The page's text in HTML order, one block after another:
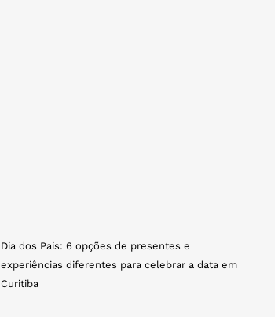
Dia dos Pais: 6 opções de presentes e
experiências diferentes para celebrar a data em
Curitiba